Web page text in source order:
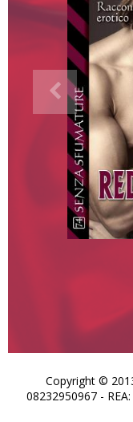
Copyright ©
08232950967 -